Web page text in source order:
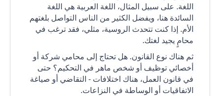
اللغة. على سبيل المثال، اللغة العربية هي اللغة
السائدة هنا، ويفضل الكثير من الناس التواصل بلغتهم
الأم. إذا كنت تتحدث الروسية، مثلي، فقد ترغب في
محامٍ يجيد لغتك.
ثم هناك نوع القانون. هل تحتاج إلى محامي شركة أو
أخصائي توظيف أو شخص ماهر في التحكيم؟ حتى
في قانون العمل، هناك اختلافات - التقاضي أو صياغة
الاتفاقيات أو الوساطة في النزاعات.